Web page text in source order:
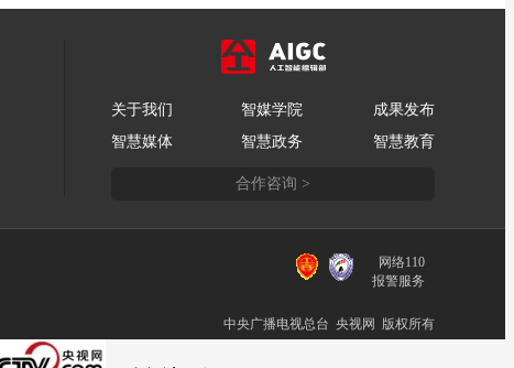
关于我们 智媒学院
成果发布
智慧媒体
智慧政务 智慧教育
合作咨询 >
网络110
报警服务
中央广播电视总台 央视网 版权所有